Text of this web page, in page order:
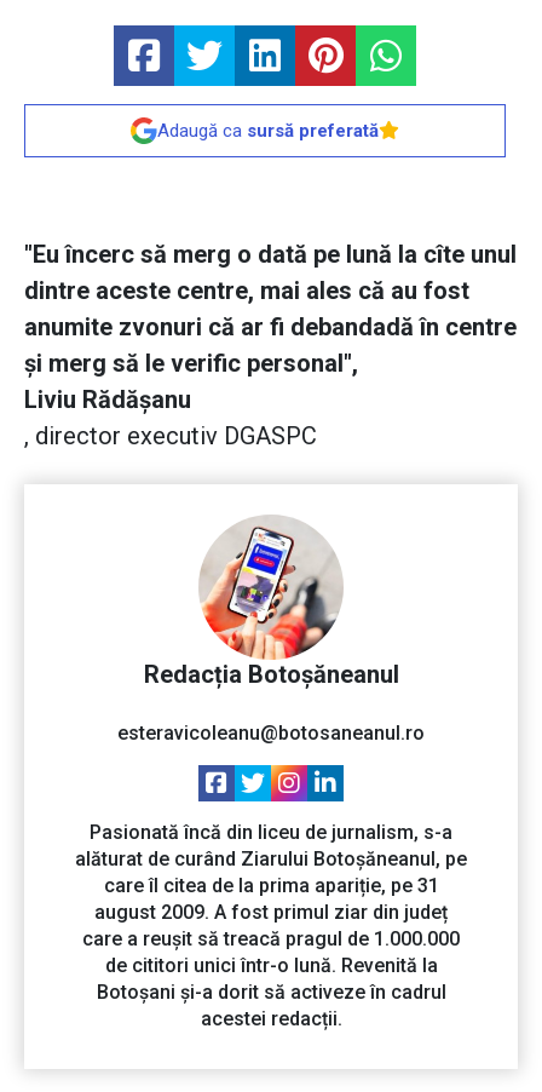
Adaugă ca sursă preferată
"Eu încerc să merg o dată pe lună la cîte unul
dintre aceste centre, mai ales că au fost
anumite zvonuri că ar fi debandadă în centre
şi merg să le verific personal",
Liviu Rădăşanu
, director executiv DGASPC
Redacția Botoșăneanul
esteravicoleanu@botosaneanul.ro
Pasionată încă din liceu de jurnalism, s-a
alăturat de curând Ziarului Botoșăneanul, pe
care îl citea de la prima apariție, pe 31
august 2009. A fost primul ziar din județ
care a reușit să treacă pragul de 1.000.000
de cititori unici într-o lună. Revenită la
Botoșani și-a dorit să activeze în cadrul
acestei redacții.